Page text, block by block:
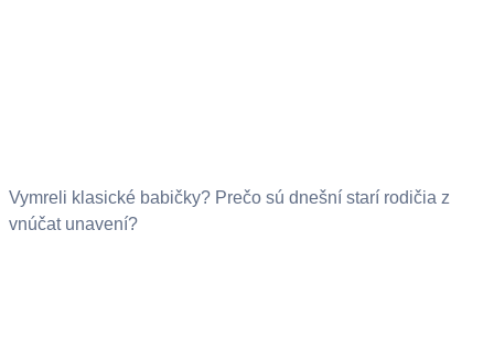
Vymreli klasické babičky? Prečo sú dnešní starí rodičia z
vnúčat unavení?